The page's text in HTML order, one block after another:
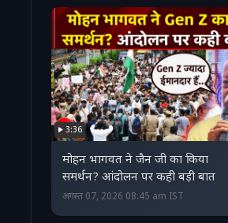
3:36
मोहन भागवत ने जैन जी का किया
समर्थन? आंदोलन पर कही बड़ी बात
अगस्त 07, 2026 08:45 am IST